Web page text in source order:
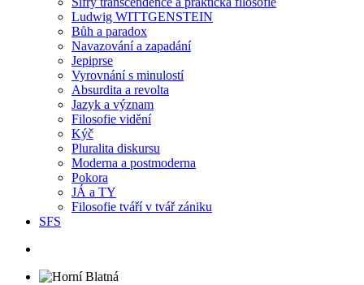
Ludwig WITTGENSTEIN
Bůh a paradox
Navazování a zapadání
Jepiprse
Vyrovnání s minulostí
Absurdita a revolta
Jazyk a význam
Filosofie vidění
Kýč
Pluralita diskursu
Moderna a postmoderna
Pokora
JÁ a TY
Filosofie tváří v tvář zániku
SFS